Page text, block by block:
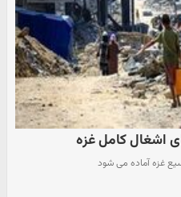
اشغال کامل غزه
غزه آماده می شود